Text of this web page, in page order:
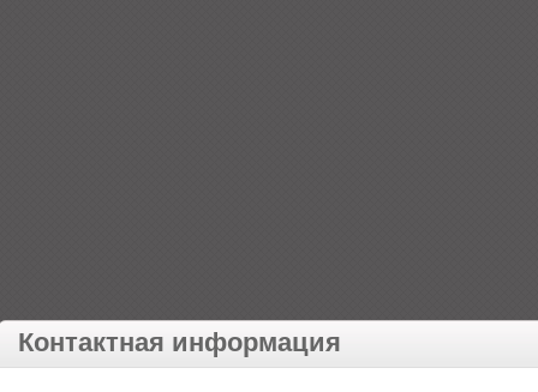
Контактная информация